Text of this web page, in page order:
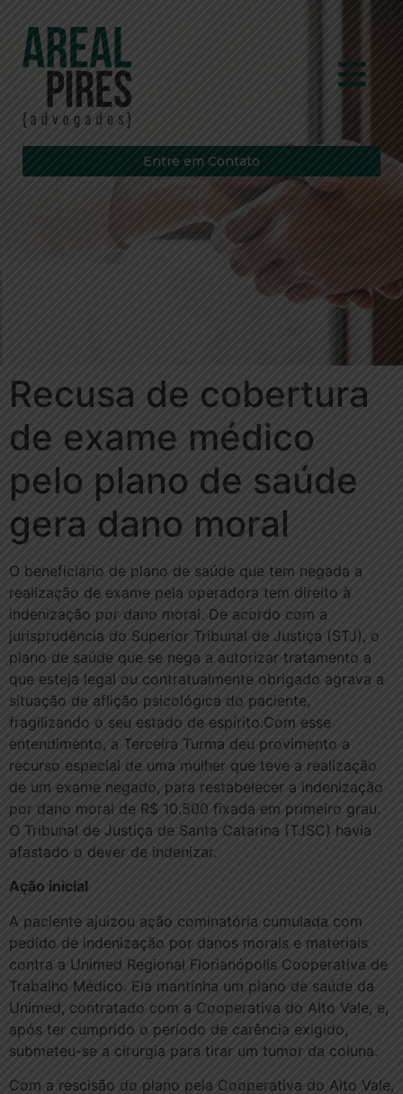
Entre em Contato
Recusa de cobertura
de exame médico
pelo plano de saúde
gera dano moral
O beneficiário de plano de saúde que tem negada a
realização de exame pela operadora tem direito à
indenização por dano moral. De acordo com a
jurisprudência do Superior Tribunal de Justiça (STJ), o
plano de saúde que se nega a autorizar tratamento a
que esteja legal ou contratualmente obrigado agrava a
situação de aflição psicológica do paciente,
fragilizando o seu estado de espírito.Com esse
entendimento, a Terceira Turma deu provimento a
recurso especial de uma mulher que teve a realização
de um exame negado, para restabelecer a indenização
por dano moral de R$ 10.500 fixada em primeiro grau.
O Tribunal de Justiça de Santa Catarina (TJSC) havia
afastado o dever de indenizar.
Ação inicial
A paciente ajuizou ação cominatória cumulada com
pedido de indenização por danos morais e materiais
contra a Unimed Regional Florianópolis Cooperativa de
Trabalho Médico. Ela mantinha um plano de saúde da
Unimed, contratado com a Cooperativa do Alto Vale, e,
após ter cumprido o período de carência exigido,
submeteu-se a cirurgia para tirar um tumor da coluna.
Com a rescisão do plano pela Cooperativa do Alto Vale,